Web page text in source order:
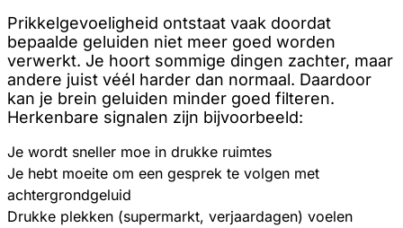
Prikkelgevoeligheid ontstaat vaak doordat
bepaalde geluiden niet meer goed worden
verwerkt. Je hoort sommige dingen zachter, maar
andere juist véél harder dan normaal. Daardoor
kan je brein geluiden minder goed filteren.
Herkenbare signalen zijn bijvoorbeeld:
Je wordt sneller moe in drukke ruimtes
Je hebt moeite om een gesprek te volgen met
achtergrondgeluid
Drukke plekken (supermarkt, verjaardagen) voelen